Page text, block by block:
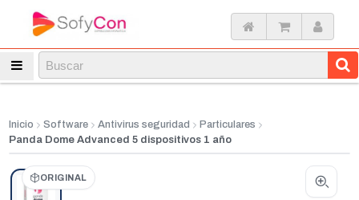
Inicio Software Antivirus seguridad
Particulares
Panda Dome Advanced 5 dispositivos 1 año
ORIGINAL